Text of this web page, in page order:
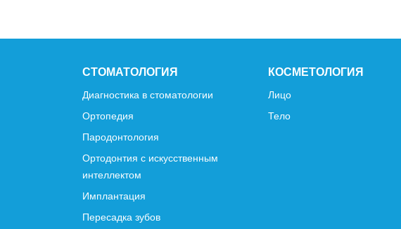
СТОМАТОЛОГИЯ
Диагностика в стоматологии
Ортопедия
Пародонтология
Ортодонтия с искусственным
интеллектом
Имплантация
Пересадка зубов
КОСМЕТОЛОГИЯ
Лицо
Тело